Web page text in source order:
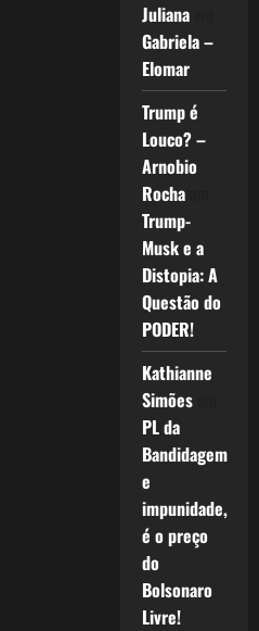
Julianaem
Gabriela –
Elomar
Trump é
Louco? –
Arnobio
Rochaem
Trump-
Musk e a
Distopia: A
Questão do
PODER!
Kathianne
Simõesem
PL da
Bandidagem
e
impunidade,
é o preço
do
Bolsonaro
Livre!